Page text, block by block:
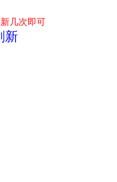
几次即可
新